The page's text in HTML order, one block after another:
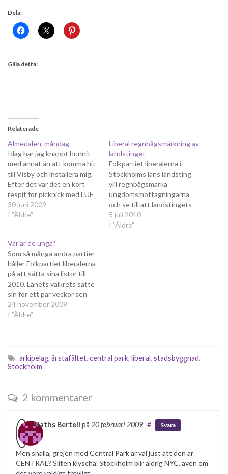
Dela:
Gilla detta:
Relaterade
Almedalen, måndag
Idag har jag knappt hunnit
med annat än att komma hit
till Visby och installera mig.
Efter det var det en kort
respit för picknick med LUF
innan det var dags att dra
sitt strå till stacken och dela
Björklund lanserade under…
30 juni 2009
I ”Äldre”
Liberal regnbågsmärkning av
landstinget
Folkpartiet liberalerna i
Stockholms läns landsting
vill regnbågsmärka
ungdomsmottagningarna
och se till att landstingets
verksamheter bemöter alla
på lika villkor oavsett sexuell
5 juli 2010
I ”Äldre”
Var är de unga?
Som så många andra partier
håller Folkpartiet liberalerna
på att sätta sina listor till
2010. Länets valkrets satte
sin för ett par veckor sen
och där kunde man glädja sig
åt att partiet förstått att
kryssa i valet. Därför fanns…
24 november 2009
I ”Äldre”
arkipelag, årstafältet, central park, liberal, stadsbyggnad,
Stockholm
2 kommentarer
Maths Bertell på 20 februari 2009 # Svara
Men snälla, grejen med Central Park är väl just att den är
CENTRAL? Sliten klyscha. Stockholm blir aldrig NYC, även om